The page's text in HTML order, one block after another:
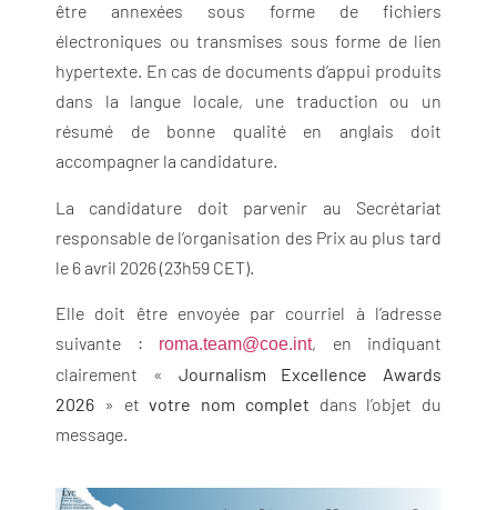
être annexées sous forme de fichiers
électroniques ou transmises sous forme de lien
hypertexte. En cas de documents d’appui produits
dans la langue locale, une traduction ou un
résumé de bonne qualité en anglais doit
accompagner la candidature.
La candidature doit parvenir au Secrétariat
responsable de l’organisation des Prix au plus tard
le 6 avril 2026 (23h59 CET).
Elle doit être envoyée par courriel à l’adresse
suivante :
roma.team@coe.int, en indiquant
clairement « Journalism Excellence Awards
2026 » et votre nom complet dans l’objet du
message.